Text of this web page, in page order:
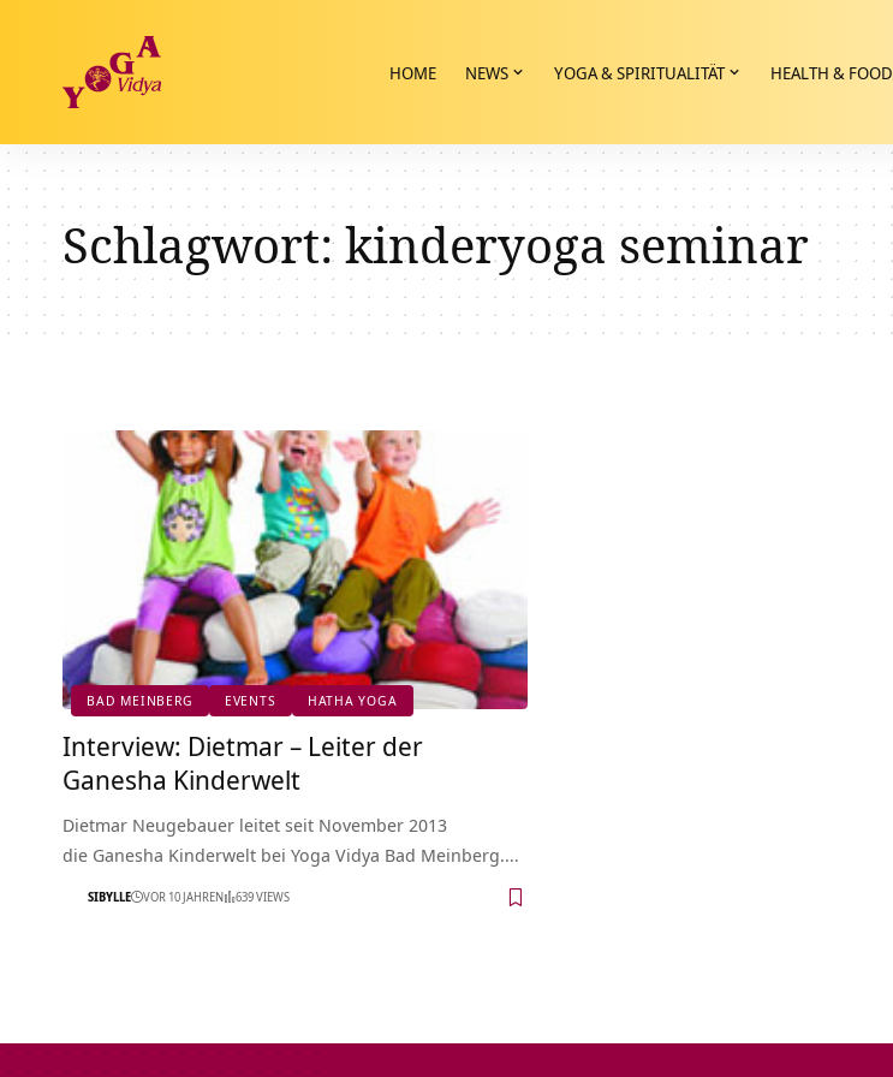
HOME NEWS YOGA & SPIRITUALITÄT HEALTH & FOOD
Schlagwort:kinderyoga seminar
BAD MEINBERG EVENTS HATHA YOGA
Interview: Dietmar – Leiter der
Ganesha Kinderwelt
Dietmar Neugebauer leitet seit November 2013
die Ganesha Kinderwelt bei Yoga Vidya Bad Meinberg.…
SIBYLLE VOR 10 JAHREN 639 VIEWS